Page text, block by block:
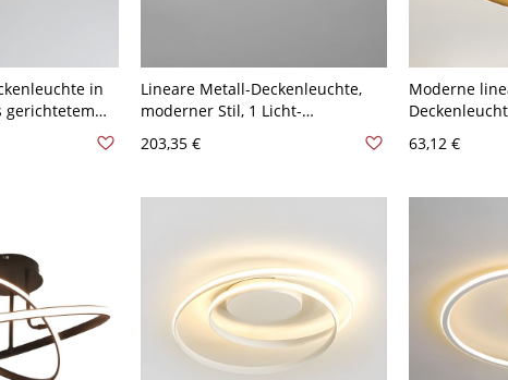
in
gerichtetem
Schwarz 110V-
Lineare Metall-Deckenleuchte,
moderner Stil, 1 Licht-
119,38 cm Weißlicht
203,35 €
Moderne
Kopf für
Weißlicht
63,12 €